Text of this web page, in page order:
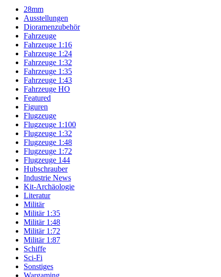
28mm
Ausstellungen
Dioramenzubehör
Fahrzeuge
Fahrzeuge 1:16
Fahrzeuge 1:24
Fahrzeuge 1:32
Fahrzeuge 1:35
Fahrzeuge 1:43
Fahrzeuge HO
Featured
Figuren
Flugzeuge
Flugzeuge 1:100
Flugzeuge 1:32
Flugzeuge 1:48
Flugzeuge 1:72
Flugzeuge 144
Hubschrauber
Industrie News
Kit-Archäologie
Literatur
Militär
Militär 1:35
Militär 1:48
Militär 1:72
Militär 1:87
Schiffe
Sci-Fi
Sonstiges
Wargaming